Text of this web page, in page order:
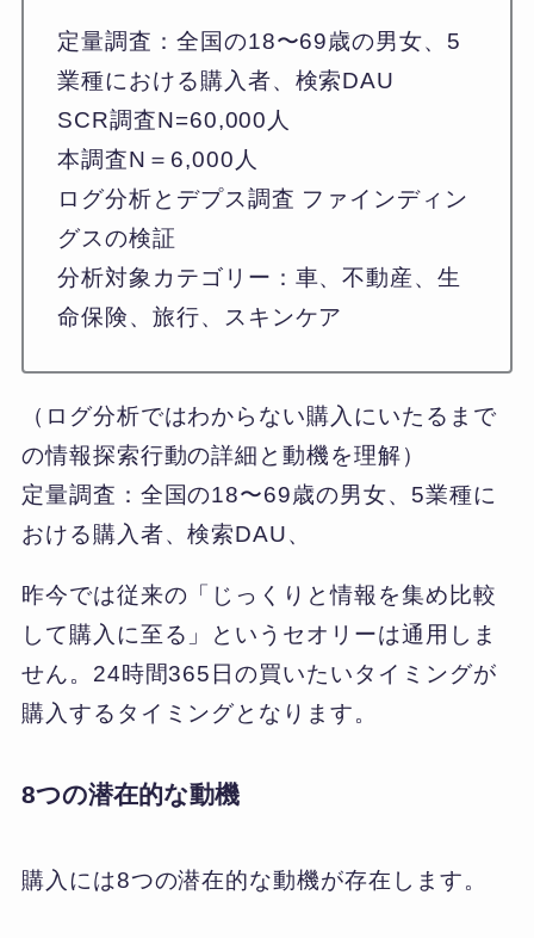
定量調査：全国の18〜69歳の男女、5
業種における購入者、検索DAU
SCR調査N=60,000人
本調査N＝6,000人
ログ分析とデプス調査 ファインディン
グスの検証
分析対象カテゴリー：車、不動産、生
命保険、旅行、スキンケア
（ログ分析ではわからない購入にいたるまで
の情報探索行動の詳細と動機を理解）
定量調査：全国の18〜69歳の男女、5業種に
おける購入者、検索DAU、
昨今では従来の「じっくりと情報を集め比較
して購入に至る」というセオリーは通用しま
せん。24時間365日の買いたいタイミングが
購入するタイミングとなります。
8つの潜在的な動機
購入には8つの潜在的な動機が存在します。